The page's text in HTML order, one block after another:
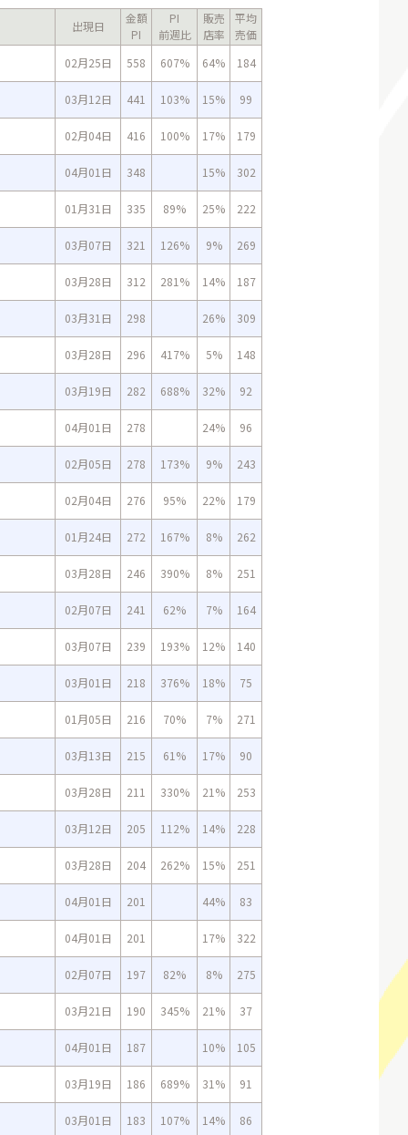
出現日
金額
PI
PI
前週比
販売
店率
平均
売価
02月25日
558 607% 64% 184
03月12日 441 103% 15% 99
02月04日 416 100% 17% 179
04月01日 348 15% 302
01月31日 335 89% 25% 222
03月07日 321 126% 9% 269
03月28日 312 281% 14% 187
03月31日 298 26% 309
03月28日 296 417% 5% 148
03月19日 282 688% 32% 92
04月01日 278 24% 96
02月05日 278 173% 9% 243
02月04日 276 95% 22% 179
01月24日 272 167% 8% 262
03月28日 246 390% 8% 251
02月07日 241 62% 7% 164
03月07日 239 193% 12% 140
03月01日 218 376% 18% 75
01月05日 216 70% 7% 271
03月13日 215 61% 17% 90
03月28日 211 330% 21% 253
03月12日 205 112% 14% 228
03月28日 204 262% 15% 251
04月01日 201 44% 83
04月01日 201 17% 322
02月07日 197 82% 8% 275
03月21日 190 345% 21% 37
04月01日 187 10% 105
03月19日 186 689% 31% 91
03月01日 183 107% 14% 86